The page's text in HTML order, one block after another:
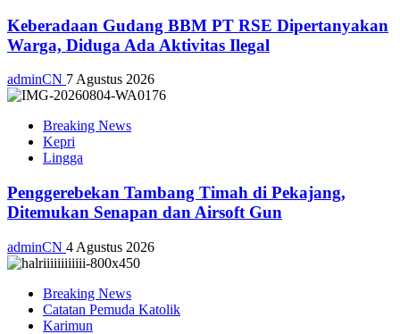
Keberadaan Gudang BBM PT RSE Dipertanyakan
Warga, Diduga Ada Aktivitas Ilegal
adminCN 7 Agustus 2026
Breaking News
Kepri
Lingga
Penggerebekan Tambang Timah di Pekajang,
Ditemukan Senapan dan Airsoft Gun
adminCN 4 Agustus 2026
Breaking News
Catatan Pemuda Katolik
Karimun